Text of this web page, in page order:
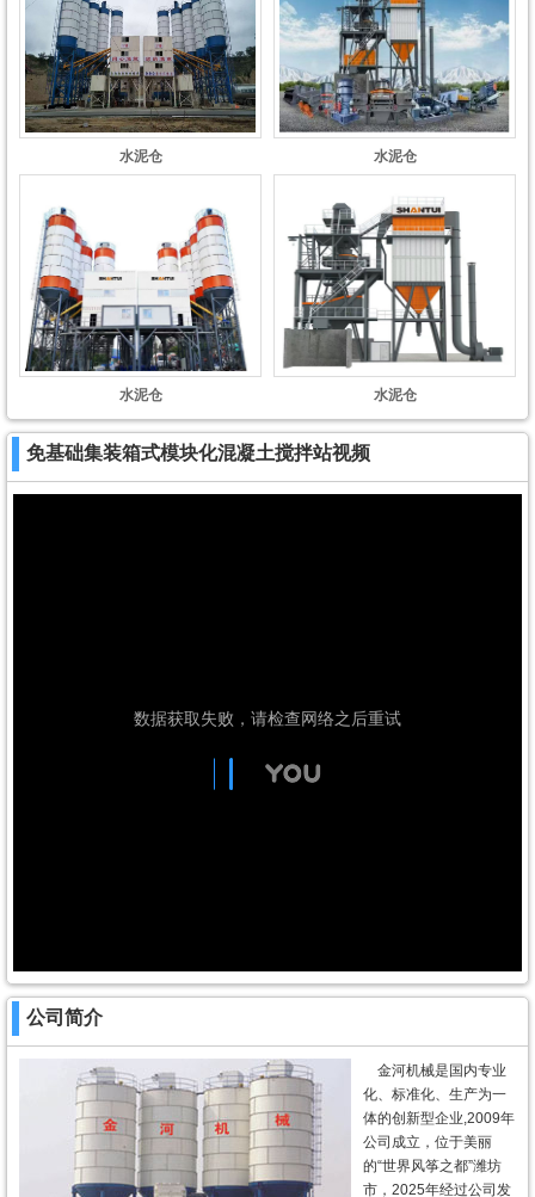
水泥仓 水泥仓
水泥仓 水泥仓
免基础集装箱式模块化混凝土搅拌站视频
公司简介
金河机械是国内专业
化、标准化、生产为一
体的创新型企业,2009年
公司成立，位于美丽
的“世界风筝之都”潍坊
市，2025年经过公司发